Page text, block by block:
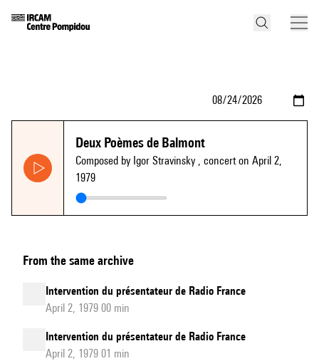
Deux Poèmes de Balmont
Composed by Igor Stravinsky , concert on April 2,
1979
From the same archive
Intervention du présentateur de Radio France
April 2, 1979 00 min
Intervention du présentateur de Radio France
April 2, 1979 01 min